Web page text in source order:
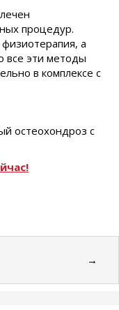
процедур.
а
все эти методы
в комплексе с
остеохондроз с
→